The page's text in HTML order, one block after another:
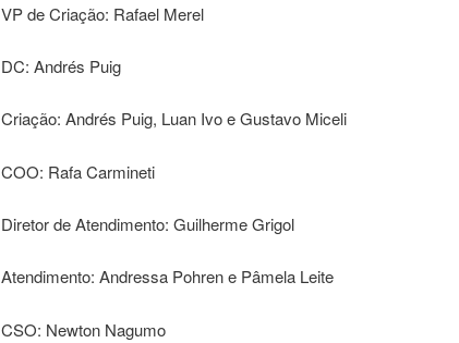
VP de Criação: Rafael Merel
DC: Andrés Puig
Criação: Andrés Puig, Luan Ivo e Gustavo Miceli
COO: Rafa Carmineti
Diretor de Atendimento: Guilherme Grigol
Atendimento: Andressa Pohren e Pâmela Leite
CSO: Newton Nagumo